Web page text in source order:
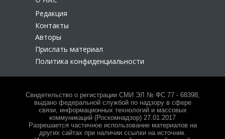
Редакция
Контакты
Авторы
Прислать материал
Политика конфиденциальности
Свидетельство о регистрации СМИ ЭЛ № ФС 77 - 68398,
выдано федеральной службой по надзору в сфере
связи, информационных технологий и массовых
коммуникаций (Роскомнадзор) 27.01.2017
Разрешается частичное использование материалов на
других сайтах при наличии ссылки на источник.